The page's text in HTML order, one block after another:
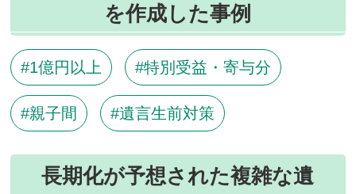
を作成した事例
1億円以上 特別受益・寄与分
親子間 遺言生前対策
長期化が予想された複雑な遺